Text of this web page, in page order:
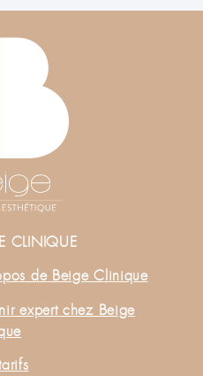
CLINIQUE
de Beige Clinique
expert chez Beige